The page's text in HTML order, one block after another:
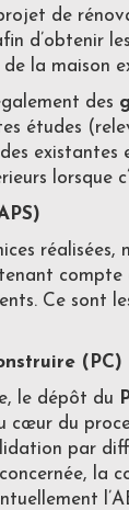
de
d’obtenir
de la maison
des
études
existantes
lorsque
réalisées,
compte
Ce sont
(PC)
le dépôt du
cœur du
par
la